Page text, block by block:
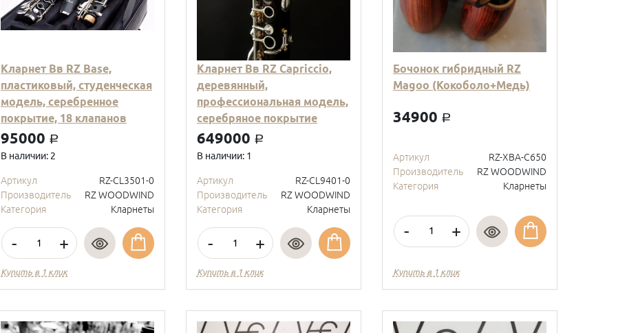
Кларнет Вв RZ Base,
пластиковый, студенческая
модель, серебренное
покрытие, 18 клапанов
95000 a
В наличии: 2
Артикул
RZ-CL3501-0
Производитель
RZ WOODWIND
Категория
Кларнеты
- +
Купить в 1 клик
Кларнет Вв RZ Capriccio,
деревянный,
профессиональная модель,
серебряное покрытие
649000 a
В наличии: 1
Артикул
RZ-CL9401-0
Производитель
RZ WOODWIND
Категория
Кларнеты
- +
Купить в 1 клик
Бочонок гибридный RZ
Magoo (Кокоболо+Медь)
34900 a
Артикул
RZ-XBA-C650
Производитель
RZ WOODWIND
Категория
Кларнеты
- +
Купить в 1 клик